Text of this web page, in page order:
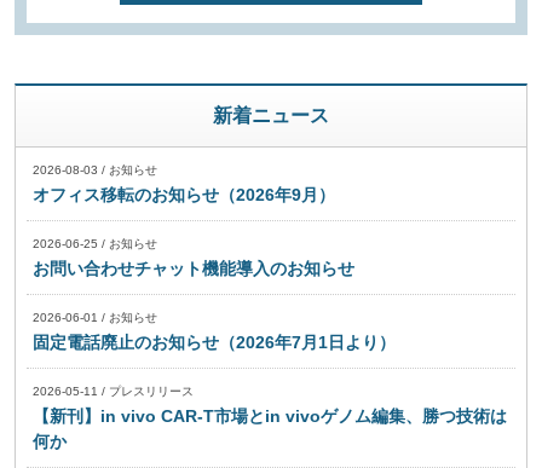
新着ニュース
2026-08-03 / お知らせ
オフィス移転のお知らせ（2026年9月）
2026-06-25 / お知らせ
お問い合わせチャット機能導入のお知らせ
2026-06-01 / お知らせ
固定電話廃止のお知らせ（2026年7月1日より）
2026-05-11 / プレスリリース
【新刊】in vivo CAR-T市場とin vivoゲノム編集、勝つ技術は
何か